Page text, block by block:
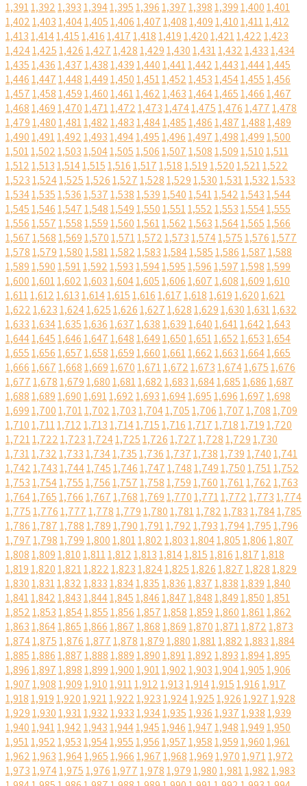
1,3911,3921,3931,3941,3951,3961,3971,3981,3991,4001,401
1,4021,4031,4041,4051,4061,4071,4081,4091,4101,4111,412
1,4131,4141,4151,4161,4171,4181,4191,4201,4211,4221,423
1,4241,4251,4261,4271,4281,4291,4301,4311,4321,4331,434
1,4351,4361,4371,4381,4391,4401,4411,4421,4431,4441,445
1,4461,4471,4481,4491,4501,4511,4521,4531,4541,4551,456
1,4571,4581,4591,4601,4611,4621,4631,4641,4651,4661,467
1,4681,4691,4701,4711,4721,4731,4741,4751,4761,4771,478
1,4791,4801,4811,4821,4831,4841,4851,4861,4871,4881,489
1,4901,4911,4921,4931,4941,4951,4961,4971,4981,4991,500
1,5011,5021,5031,5041,5051,5061,5071,5081,5091,5101,511
1,5121,5131,5141,5151,5161,5171,5181,5191,5201,5211,522
1,5231,5241,5251,5261,5271,5281,5291,5301,5311,5321,533
1,5341,5351,5361,5371,5381,5391,5401,5411,5421,5431,544
1,5451,5461,5471,5481,5491,5501,5511,5521,5531,5541,555
1,5561,5571,5581,5591,5601,5611,5621,5631,5641,5651,566
1,5671,5681,5691,5701,5711,5721,5731,5741,5751,5761,577
1,5781,5791,5801,5811,5821,5831,5841,5851,5861,5871,588
1,5891,5901,5911,5921,5931,5941,5951,5961,5971,5981,599
1,6001,6011,6021,6031,6041,6051,6061,6071,6081,6091,610
1,6111,6121,6131,6141,6151,6161,6171,6181,6191,6201,621
1,6221,6231,6241,6251,6261,6271,6281,6291,6301,6311,632
1,6331,6341,6351,6361,6371,6381,6391,6401,6411,6421,643
1,6441,6451,6461,6471,6481,6491,6501,6511,6521,6531,654
1,6551,6561,6571,6581,6591,6601,6611,6621,6631,6641,665
1,6661,6671,6681,6691,6701,6711,6721,6731,6741,6751,676
1,6771,6781,6791,6801,6811,6821,6831,6841,6851,6861,687
1,6881,6891,6901,6911,6921,6931,6941,6951,6961,6971,698
1,6991,7001,7011,7021,7031,7041,7051,7061,7071,7081,709
1,7101,7111,7121,7131,7141,7151,7161,7171,7181,7191,720
1,7211,7221,7231,7241,7251,7261,7271,7281,7291,730
1,7311,7321,7331,7341,7351,7361,7371,7381,7391,7401,741
1,7421,7431,7441,7451,7461,7471,7481,7491,7501,7511,752
1,7531,7541,7551,7561,7571,7581,7591,7601,7611,7621,763
1,7641,7651,7661,7671,7681,7691,7701,7711,7721,7731,774
1,7751,7761,7771,7781,7791,7801,7811,7821,7831,7841,785
1,7861,7871,7881,7891,7901,7911,7921,7931,7941,7951,796
1,7971,7981,7991,8001,8011,8021,8031,8041,8051,8061,807
1,8081,8091,8101,8111,8121,8131,8141,8151,8161,8171,818
1,8191,8201,8211,8221,8231,8241,8251,8261,8271,8281,829
1,8301,8311,8321,8331,8341,8351,8361,8371,8381,8391,840
1,8411,8421,8431,8441,8451,8461,8471,8481,8491,8501,851
1,8521,8531,8541,8551,8561,8571,8581,8591,8601,8611,862
1,8631,8641,8651,8661,8671,8681,8691,8701,8711,8721,873
1,8741,8751,8761,8771,8781,8791,8801,8811,8821,8831,884
1,8851,8861,8871,8881,8891,8901,8911,8921,8931,8941,895
1,8961,8971,8981,8991,9001,9011,9021,9031,9041,9051,906
1,9071,9081,9091,9101,9111,9121,9131,9141,9151,9161,917
1,9181,9191,9201,9211,9221,9231,9241,9251,9261,9271,928
1,9291,9301,9311,9321,9331,9341,9351,9361,9371,9381,939
1,9401,9411,9421,9431,9441,9451,9461,9471,9481,9491,950
1,9511,9521,9531,9541,9551,9561,9571,9581,9591,9601,961
1,9621,9631,9641,9651,9661,9671,9681,9691,9701,9711,972
1,9731,9741,9751,9761,9771,9781,9791,9801,9811,9821,983